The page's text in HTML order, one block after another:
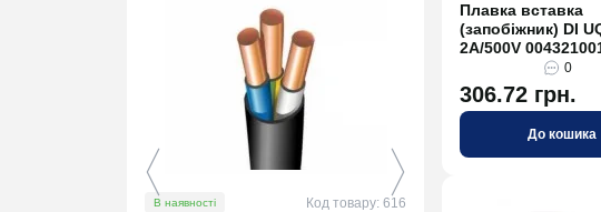
В наявності Код товару: 616
Плавка вставка
(запобіжник) DI
2A/500V
0
306.72 грн.
До кошика